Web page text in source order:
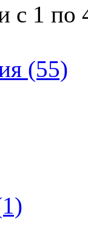
с 1 по
(55)